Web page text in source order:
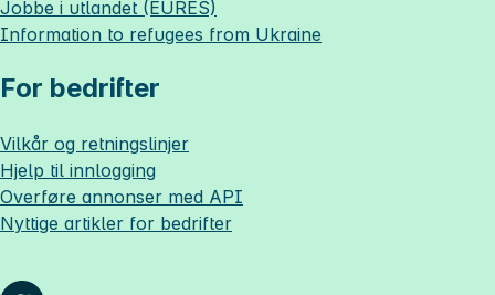
Jobbe i utlandet (EURES)
Information to refugees from Ukraine
For bedrifter
Vilkår og retningslinjer
Hjelp til innlogging
Overføre annonser med API
Nyttige artikler for bedrifter